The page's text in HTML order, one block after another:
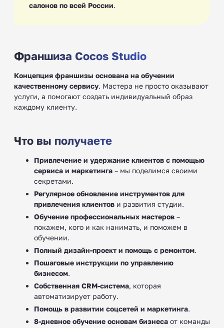
салонов по всей России.
Франшиза Cocos Studio
Концепция франшизы основана на обучении
качественному сервису. Мастера не просто оказывают
услуги, а помогают создать индивидуальный образ
каждому клиенту.
Что вы получаете
Привлечение и удержание клиентов с помощью
сервиса и маркетинга – мы поделимся своими
секретами.
Регулярное обновление инструментов для
привлечения клиентов и развития студии.
Обучение профессиональных мастеров –
покажем, кого и как нанимать, и поможем в
обучении.
Полный дизайн-проект и помощь с ремонтом.
Пошаговые инструкции по управлению
бизнесом.
Собственная CRM-система, которая
автоматизирует работу.
Помощь в развитии соцсетей и маркетинга.
8-дневное обучение основам бизнеса от команды